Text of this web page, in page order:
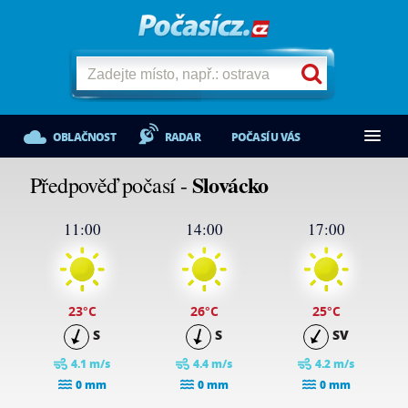
OBLAČNOST RADAR POČASÍ U VÁS
Předpověď počasí -Slovácko
11:00
23°C
S
4.1 m/s
0 mm
14:00
26°C
S
4.4 m/s
0 mm
17:00
25°C
SV
4.2 m/s
0 mm